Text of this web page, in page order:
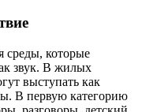
среды, которые
звук. В жилых
выступать как
В первую категорию